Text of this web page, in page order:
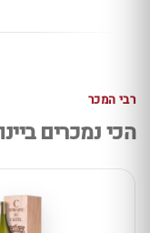
רבי המכר
הכי נמכרים